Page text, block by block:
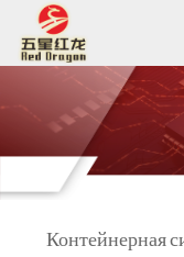
Контейнерная